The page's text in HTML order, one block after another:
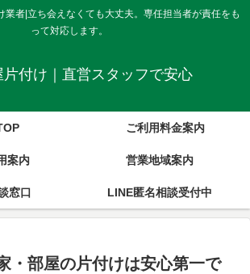
業者|立ち会えなくても大丈夫。専任担当者が責任をも
って対応します。
片付け｜直営スタッフで安心
ご利用料金案内
案内 営業地域案内
窓口 LINE匿名相談受付中
・部屋の片付けは安心第一で